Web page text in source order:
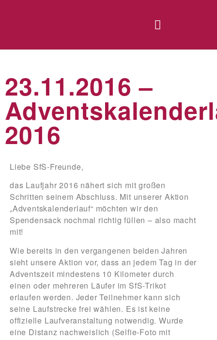
23.11.2016 –
2016
Liebe SfS-Freunde,
das Laufjahr 2016 nähert sich mit großen
Schritten seinem Abschluss. Mit unserer Aktion
„Adventskalenderlauf“ möchten wir den
Spendensack nochmal richtig füllen – also macht
mit!
Wie bereits in den vergangenen beiden Jahren
sieht unsere Aktion vor, dass an jedem Tag in der
Adventszeit mindestens 10 Kilometer durch
einen oder mehreren Läufer im SfS-Trikot
erlaufen werden. Jeder Teilnehmer kann sich
seine Laufstrecke frei wählen. Es ist keine
offizielle Laufveranstaltung notwendig. Wurde
eine Distanz nachweislich (Selfie-Foto mit